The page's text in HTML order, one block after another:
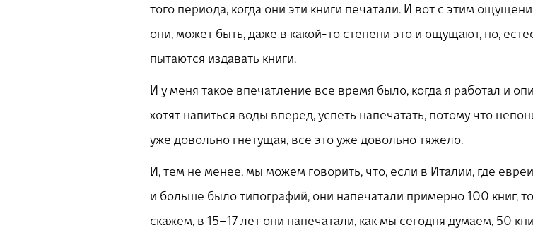
того периода, когда они эти книги печатали. И вот с этим
они, может быть, даже в какой-то степени это и ощущают, но,
пытаются издавать книги.
И у меня такое впечатление все время было, когда я работал и
хотят напиться воды вперед, успеть напечатать, потому что
уже довольно гнетущая, все это уже довольно тяжело.
И, тем не менее, мы можем говорить, что, если в Италии, где
и больше было типографий, они напечатали примерно 100 книг,
скажем, в 15–17 лет они напечатали, как мы сегодня думаем, 50